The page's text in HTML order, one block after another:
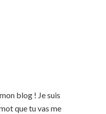
blog ! Je suis
que tu vas me